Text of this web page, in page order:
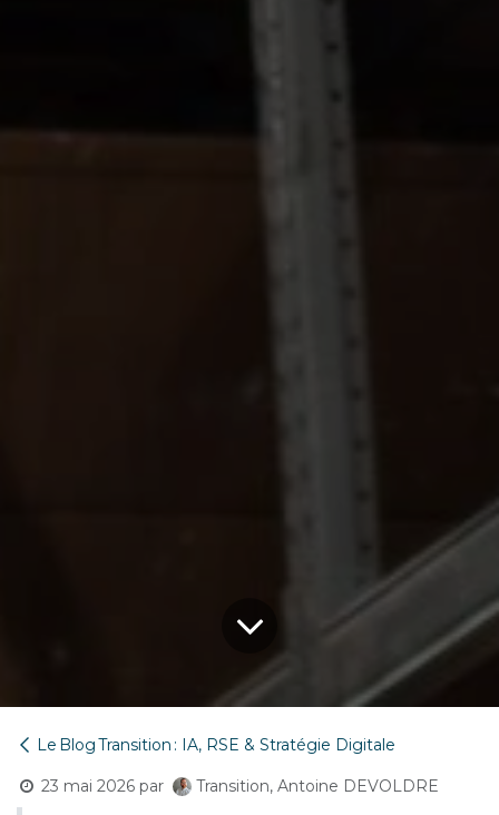
Le Blog Transition : IA, RSE & Stratégie Digitale
23 mai 2026 par Transition, Antoine DEVOLDRE